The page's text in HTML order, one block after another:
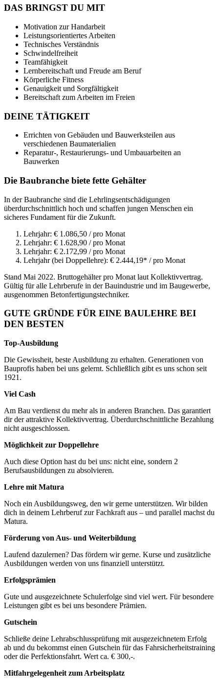
DAS BRINGST DU MIT
Motivation zur Handarbeit
Leistungsorientiertes Arbeiten
Technisches Verständnis
Schwindelfreiheit
Teamfähigkeit
Lernbereitschaft und Freude am Beruf
Körperliche Fitness
Genauigkeit und Sorgfältigkeit
Bereitschaft zum Arbeiten im Freien
DEINE TÄTIGKEIT
Errichten von Gebäuden und Bauwerksteilen aus
verschiedenen Baumaterialien
Reparatur-, Restaurierungs- und Umbauarbeiten an
Bauwerken
Die Baubranche biete fette Gehälter
In der Baubranche sind die Lehrlingsentschädigungen
überdurchschnittlich hoch und schaffen jungen Menschen ein
sicheres Fundament für die Zukunft.
Lehrjahr: € 1.086,50 / pro Monat
Lehrjahr: € 1.628,90 / pro Monat
Lehrjahr: € 2.172,99 / pro Monat
Lehrjahr (bei Doppellehre): € 2.444,19* / pro Monat
Stand Mai 2022. Bruttogehälter pro Monat laut Kollektivvertrag.
Gültig für alle Lehrberufe in der Bauindustrie und im Baugewerbe,
ausgenommen Betonfertigungstechniker.
GUTE GRÜNDE FÜR EINE BAULEHRE BEI
DEN BESTEN
Top-Ausbildung
Die Gewissheit, beste Ausbildung zu erhalten. Generationen von
Bauprofis haben bei uns gelernt. Schließlich gibt es uns schon seit
1921.
Viel Cash
Am Bau verdienst du mehr als in anderen Branchen. Das garantiert
dir der attraktive Kollektivvertrag. Überdurchschnittliche Bezahlung
nicht ausgeschlossen.
Möglichkeit zur Doppellehre
Auch diese Option hast du bei uns: nicht eine, sondern 2
Berufsausbildungen zu absolvieren.
Lehre mit Matura
Noch ein Ausbildungsweg, den wir gerne unterstützen. Wir bilden
dich in deinem Lehrberuf zur Fachkraft aus – und parallel machst du
Matura.
Förderung von Aus- und Weiterbildung
Laufend dazulernen? Das fördern wir gerne. Kurse und zusätzliche
Ausbildungen werden von uns finanziell unterstützt.
Erfolgsprämien
Gute und ausgezeichnete Schulerfolge sind viel wert. Für besondere
Leistungen gibt es bei uns besondere Prämien.
Gutschein
Schließe deine Lehrabschlussprüfung mit ausgezeichnetem Erfolg
ab und du bekommst einen Gutschein für das Fahrsicherheitstraining
oder die Perfektionsfahrt. Wert ca. € 300,-.
Mitfahrgelegenheit zum Arbeitsplatz